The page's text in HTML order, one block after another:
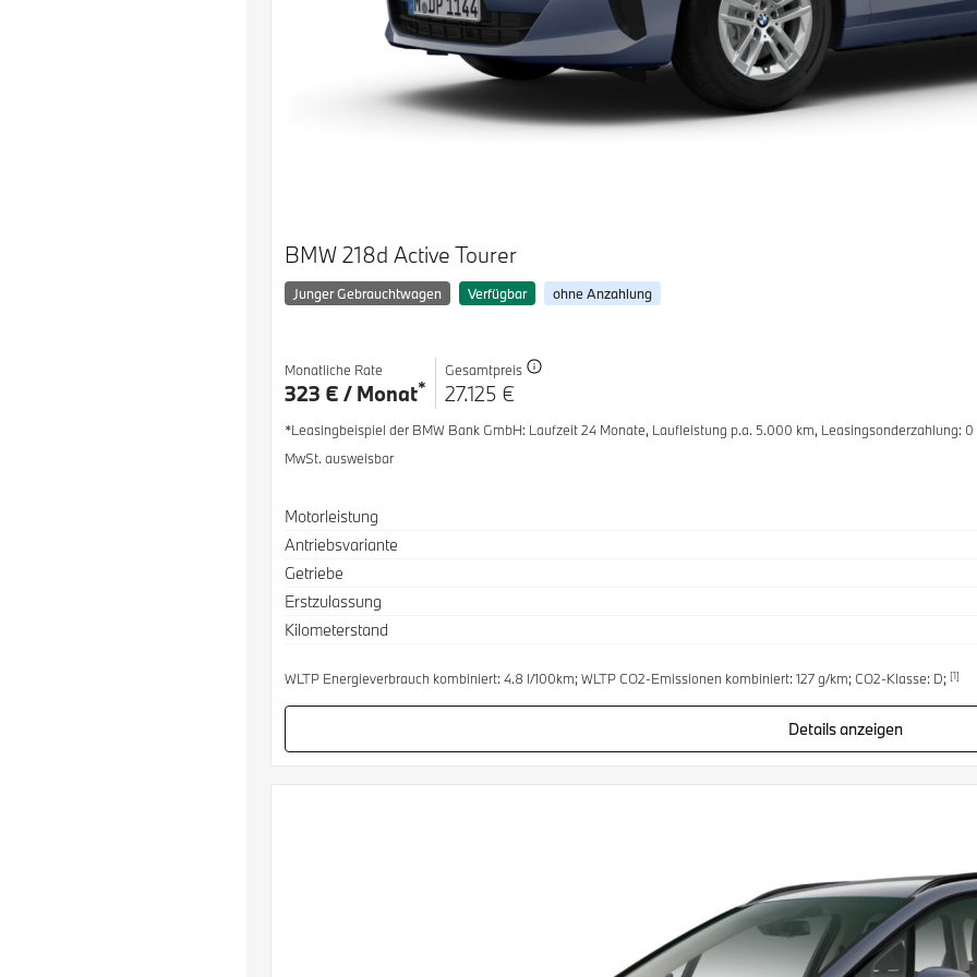
BMW 218d Active Tourer
Junger Gebrauchtwagen Verfügbar ohne Anzahlung
Monatliche Rate
323 € / Monat*
Gesamtpreis
27.125 €
*Leasingbeispiel der BMW Bank GmbH: Laufzeit 24 Monate, Laufleistung p.a. 5.000 km, Leasingsonderzahlung:
MwSt. ausweisbar
Spezifikation
Motorleistung
Antriebsvariante
Getriebe
Erstzulassung
Kilometerstand
WLTP Energieverbrauch kombiniert: 4.8 l/100km; WLTP CO2-Emissionen kombiniert: 127 g/km; CO2-Klasse: D; [1]
Details anzeigen